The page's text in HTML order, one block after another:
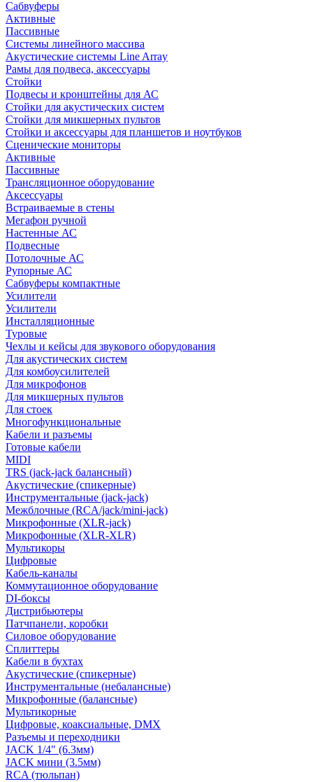
Сабвуферы
Активные
Пассивные
Системы линейного массива
Акустические системы Line Array
Рамы для подвеса, аксессуары
Стойки
Подвесы и кронштейны для АС
Стойки для акустических систем
Стойки для микшерных пультов
Стойки и аксессуары для планшетов и ноутбуков
Сценические мониторы
Активные
Пассивные
Трансляционное оборудование
Аксессуары
Встраиваемые в стены
Мегафон ручной
Настенные АС
Подвесные
Потолочные АС
Рупорные АС
Сабвуферы компактные
Усилители
Усилители
Инсталляционные
Туровые
Чехлы и кейсы для звукового оборудования
Для акустических систем
Для комбоусилителей
Для микрофонов
Для микшерных пультов
Для стоек
Многофункциональные
Кабели и разъемы
Готовые кабели
MIDI
TRS (jack-jack балансный)
Акустические (спикерные)
Инструментальные (jack-jack)
Межблочные (RCA/jack/mini-jack)
Микрофонные (XLR-jack)
Микрофонные (XLR-XLR)
Мультикоры
Цифровые
Кабель-каналы
Коммутационное оборудование
DI-боксы
Дистрибьютеры
Патчпанели, коробки
Силовое оборудование
Сплиттеры
Кабели в бухтах
Акустические (спикерные)
Инструментальные (небалансные)
Микрофонные (балансные)
Мультикорные
Цифровые, коаксиальные, DMX
Разъемы и переходники
JACK 1/4" (6.3мм)
JACK мини (3.5мм)
RCA (тюльпан)